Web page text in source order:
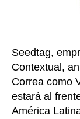
Seedtag,
Contextual,
Correa como
estará al
América